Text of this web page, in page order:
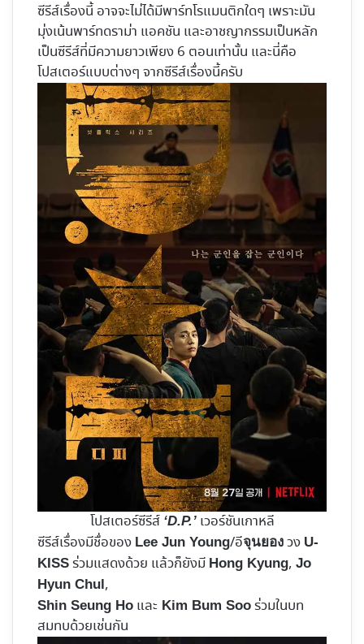
ซีรีส์เรื่องนี้ อาจจะไม่ได้มีพาร์ทโรแมนติกใดๆ เพราะมัน
มุ่งเน้นพาร์ทดราม่า แอคชัน และอาชญากรรมเป็นหลัก
เป็นซีรีส์ที่มีความยาวเพียง 6 ตอนเท่านั้น และนี่คือ
โปสเตอร์แบบต่างๆ จากซีรีส์เรื่องนี้ครับ
โปสเตอร์ซีรีส์ ‘D.P.’เวอร์ชันเกาหลี
ซีรีส์เรื่องมีชื่อของ Lee Jun Young/อีจุนยอง วง U-
KISS ร่วมแสดงด้วย แล้วก็ยังมี Hong Kyung, Jo
Hyun Chul ,
Shin Seung Ho และ Kim Bum Soo ร่วมในบท
สมทบด้วยเช่นกัน